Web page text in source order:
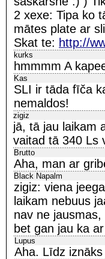
2 xexe: Tipa ko
mātes plate ar
Skat te: http://
kurks
hmmmm A
Kas
SLI ir tāda fīča
nemaldos!
zigiz
jā, tā jau laikam
vaitad tā 340 Ls
Brutto
Aha, man ar
Black Napalm
zigiz: viena
laikam nebuus
nav ne
bet gan jau ka
Lupus
Aha. Līdz